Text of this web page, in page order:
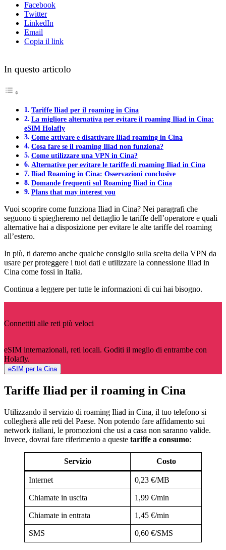
Facebook
Twitter
LinkedIn
Email
Copia il link
In questo articolo
Tariffe Iliad per il roaming in Cina
La migliore alternativa per evitare il roaming Iliad in Cina:
eSIM Holafly
Come attivare e disattivare Iliad roaming in Cina
Cosa fare se il roaming Iliad non funziona?
Come utilizzare una VPN in Cina?
Alternative per evitare le tariffe di roaming Iliad in Cina
Iliad Roaming in Cina: Osservazioni conclusive
Domande frequenti sul Roaming Iliad in Cina
Plans that may interest you
Vuoi scoprire come funziona Iliad in Cina? Nei paragrafi che
seguono ti spiegheremo nel dettaglio le tariffe dell’operatore e quali
alternative hai a disposizione per evitare le alte tariffe del roaming
all’estero.
In più, ti daremo anche qualche consiglio sulla scelta della VPN da
usare per proteggere i tuoi dati e utilizzare la connessione Iliad in
Cina come fossi in Italia.
Continua a leggere per tutte le informazioni di cui hai bisogno.
Connettiti alle reti più veloci
eSIM internazionali, reti locali. Goditi il meglio di entrambe con
Holafly.
eSIM per la Cina
Tariffe Iliad per il roaming in Cina
Utilizzando il servizio di roaming Iliad in Cina, il tuo telefono si
collegherà alle reti del Paese. Non potendo fare affidamento sui
network italiani, le promozioni che usi a casa non saranno valide.
Invece, dovrai fare riferimento a queste tariffe a consumo:
Servizio Costo
Internet 0,23 €/MB
Chiamate in uscita 1,99 €/min
Chiamate in entrata 1,45 €/min
SMS 0,60 €/SMS